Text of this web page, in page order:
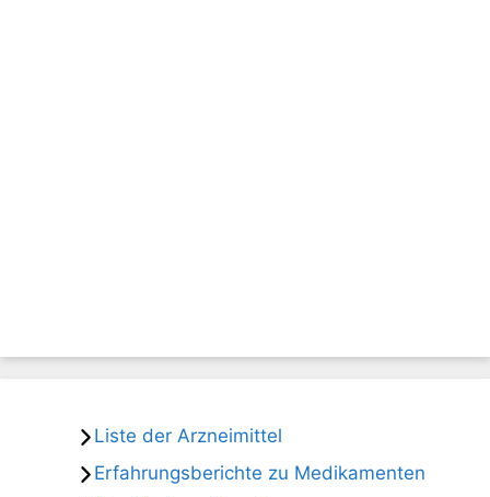
Liste der Arzneimittel
Erfahrungsberichte zu Medikamenten